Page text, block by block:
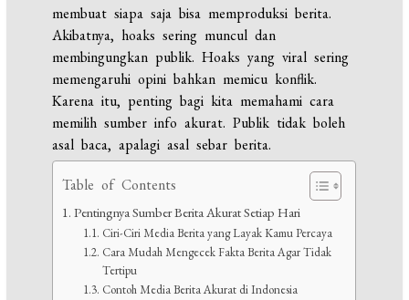
membuat siapa saja bisa memproduksi berita.
Akibatnya, hoaks sering muncul dan
membingungkan publik. Hoaks yang viral sering
memengaruhi opini bahkan memicu konflik.
Karena itu, penting bagi kita memahami cara
memilih sumber info akurat. Publik tidak boleh
asal baca, apalagi asal sebar berita.
Table of Contents
Pentingnya Sumber Berita Akurat Setiap Hari
Ciri-Ciri Media Berita yang Layak Kamu Percaya
Cara Mudah Mengecek Fakta Berita Agar Tidak
Tertipu
Contoh Media Berita Akurat di Indonesia